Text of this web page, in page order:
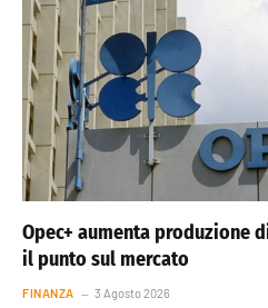
Opec+ aumenta produzione
il punto sul mercato
FINANZA 3 Agosto 2026